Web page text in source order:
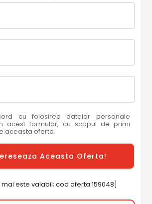
cu folosirea datelor personale
acest formular, cu scopul de primi
aceasta oferta.
mai este valabil; cod oferta 159048]